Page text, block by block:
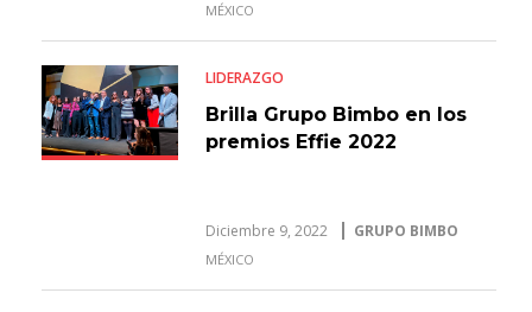
MÉXICO
LIDERAZGO
Brilla Grupo Bimbo en los
premios Effie 2022
Diciembre 9, 2022 GRUPO BIMBO
MÉXICO